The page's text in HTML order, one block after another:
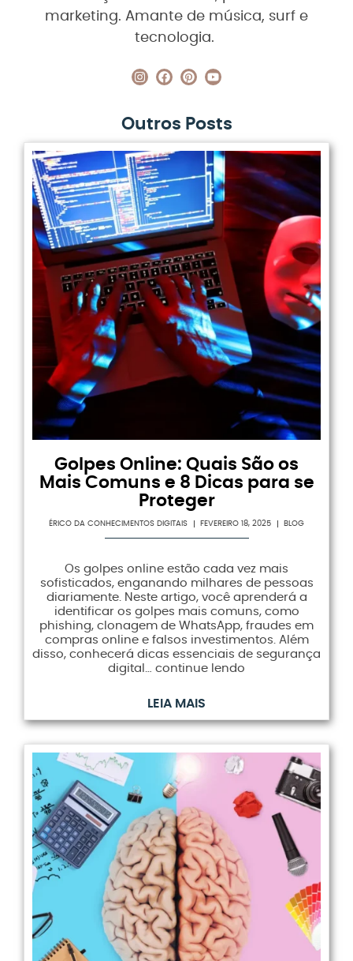
marketing. Amante de música, surf e
tecnologia.
Outros Posts
Golpes Online: Quais São os
Mais Comuns e 8 Dicas para se
Proteger
ÉRICO DA CONHECIMENTOS DIGITAIS FEVEREIRO 18, 2025 BLOG
Os golpes online estão cada vez mais
sofisticados, enganando milhares de pessoas
diariamente. Neste artigo, você aprenderá a
identificar os golpes mais comuns, como
phishing, clonagem de WhatsApp, fraudes em
compras online e falsos investimentos. Além
disso, conhecerá dicas essenciais de segurança
digital… continue lendo
LEIA MAIS